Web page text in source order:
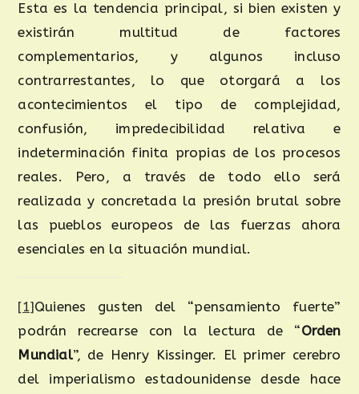
Esta es la tendencia principal, si bien existen y
existirán multitud de factores
complementarios, y algunos incluso
contrarrestantes, lo que otorgará a los
acontecimientos el tipo de complejidad,
confusión, impredecibilidad relativa e
indeterminación finita propias de los procesos
reales. Pero, a través de todo ello será
realizada y concretada la presión brutal sobre
las pueblos europeos de las fuerzas ahora
esenciales en la situación mundial.
[1]Quienes gusten del “pensamiento fuerte”
podrán recrearse con la lectura de “Orden
Mundial”, de Henry Kissinger. El primer cerebro
del imperialismo estadounidense desde hace